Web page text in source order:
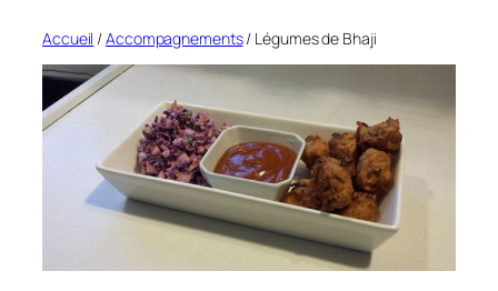
h
e
c
h
e
r
Accueil /Accompagnements/ Légumes de Bhaji